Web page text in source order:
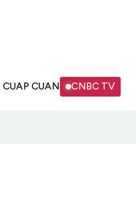
CUAP CUAN CNBC TV